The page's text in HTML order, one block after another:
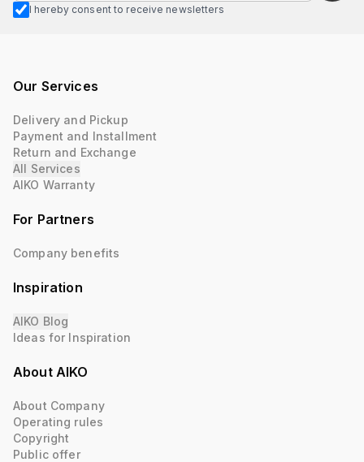
I hereby consent to receive newsletters
Our Services
Delivery and Pickup
Payment and Installment
Return and Exchange
All Services
AIKO Warranty
For Partners
Company benefits
Inspiration
AIKO Blog
Ideas for Inspiration
About AIKO
About Company
Operating rules
Copyright
Public offer